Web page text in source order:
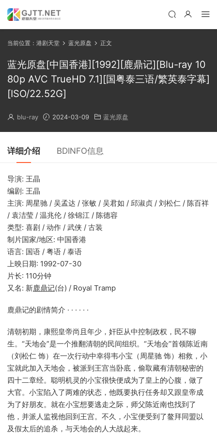
当前位置： 港剧天堂 蓝光原盘 正文
蓝光原盘[中国香港][1992][鹿鼎记][Blu-ray 10
80p AVC TrueHD 7.1][国粤泰三语/繁英泰字幕]
[ISO/22.52G]
blu-ray 2024-03-09 蓝光原盘
详细介绍 BDINFO信息
导演: 王晶
编剧: 王晶
主演: 周星驰 / 吴孟达 / 张敏 / 吴君如 / 邱淑贞 / 刘松仁 / 陈百祥
/ 袁洁莹 / 温兆伦 / 徐锦江 / 陈德容
类型: 喜剧 / 动作 / 武侠 / 古装
制片国家/地区: 中国香港
语言: 国语 / 粤语 / 泰语
上映日期: 1992-07-30
片长: 110分钟
又名: 新鹿鼎记(台) / Royal Tramp
鹿鼎记的剧情简介 · · · · · ·
清朝初期，康熙皇帝尚且年少，奸臣从中控制政权，民不聊
生。“天地会”是一个推翻清朝的民间组织。“天地会”首领陈近南
（刘松仁 饰）在一次行动中幸得韦小宝（周星驰 饰）相救，小
宝就此加入天地会，被派到王宫当卧底，偷取藏有清朝秘密的
四十二章经。聪明机灵的小宝很快便成为了皇上的心腹，做了
大官。小宝陷入了两难的状态，他既要执行任务却又跟皇帝成
为了好朋友。就在小宝想要逃走之际，师父陈近南也找到了
他，并派人监视他回到王宫。不久，小宝便受到了鳌拜同盟以
及假太后的追杀，与天地会的人大战起来。